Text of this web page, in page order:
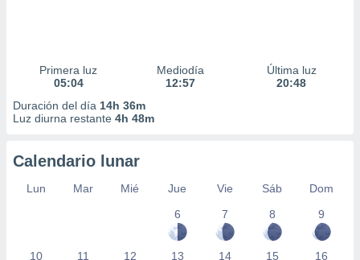
Primera luz
05:04
Mediodía
12:57
Última luz
20:48
Duración del día 14h 36m
Luz diurna restante 4h 48m
Calendario lunar
Lun Mar Mié Jue Vie Sáb
Dom
6
7 8 9
10 11 12 13 14 15 16